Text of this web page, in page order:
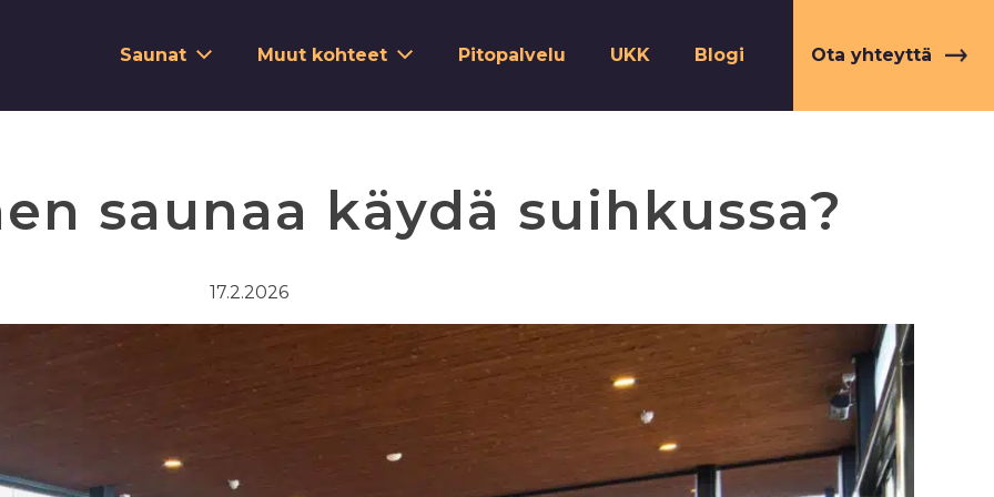
Saunat Muut kohteet Pitopalvelu UKK Blogi Ota yhteyttä
saunaa käydä suihkussa?
17.2.2026